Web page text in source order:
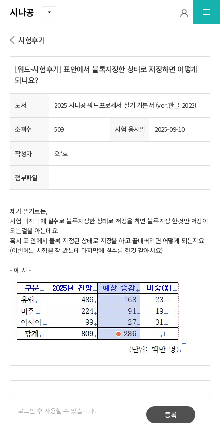
시나공
시험후기
[워드-시험후기] 표안에서 블록지정한 상태로 저장하면 어떻게
되나요?
도서 2025 시나공 워드프로세서 실기 기본서 (ver.한글 2022)
조회수 509 시험 응시일 2025-09-10
작성자 오*호
첨부파일
제가 알기로는,
시험 마지막에 실수로 블록지정한 상태로 저장을 하면 블록지정 한것만 저장이
되는걸을 아는데요.
혹시 표 안에서 블록 지정된 상태로 저장을 하고 끝내버리면 어떻게 되는지요
(이번에는 시험을 잘 봤는데 마지막에 실수를 한것 같아서요)
- 예 시 -
등록